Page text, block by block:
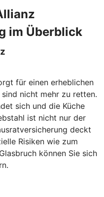
im Überblick
für einen erheblichen
nicht mehr zu retten.
sich und die Küche
ist nicht nur der
deckt
Risiken wie zum
können Sie sich